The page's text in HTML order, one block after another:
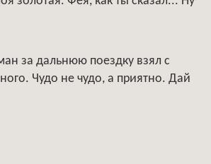
за дальнюю поездку взял с
Чудо не чудо, а приятно. Дай